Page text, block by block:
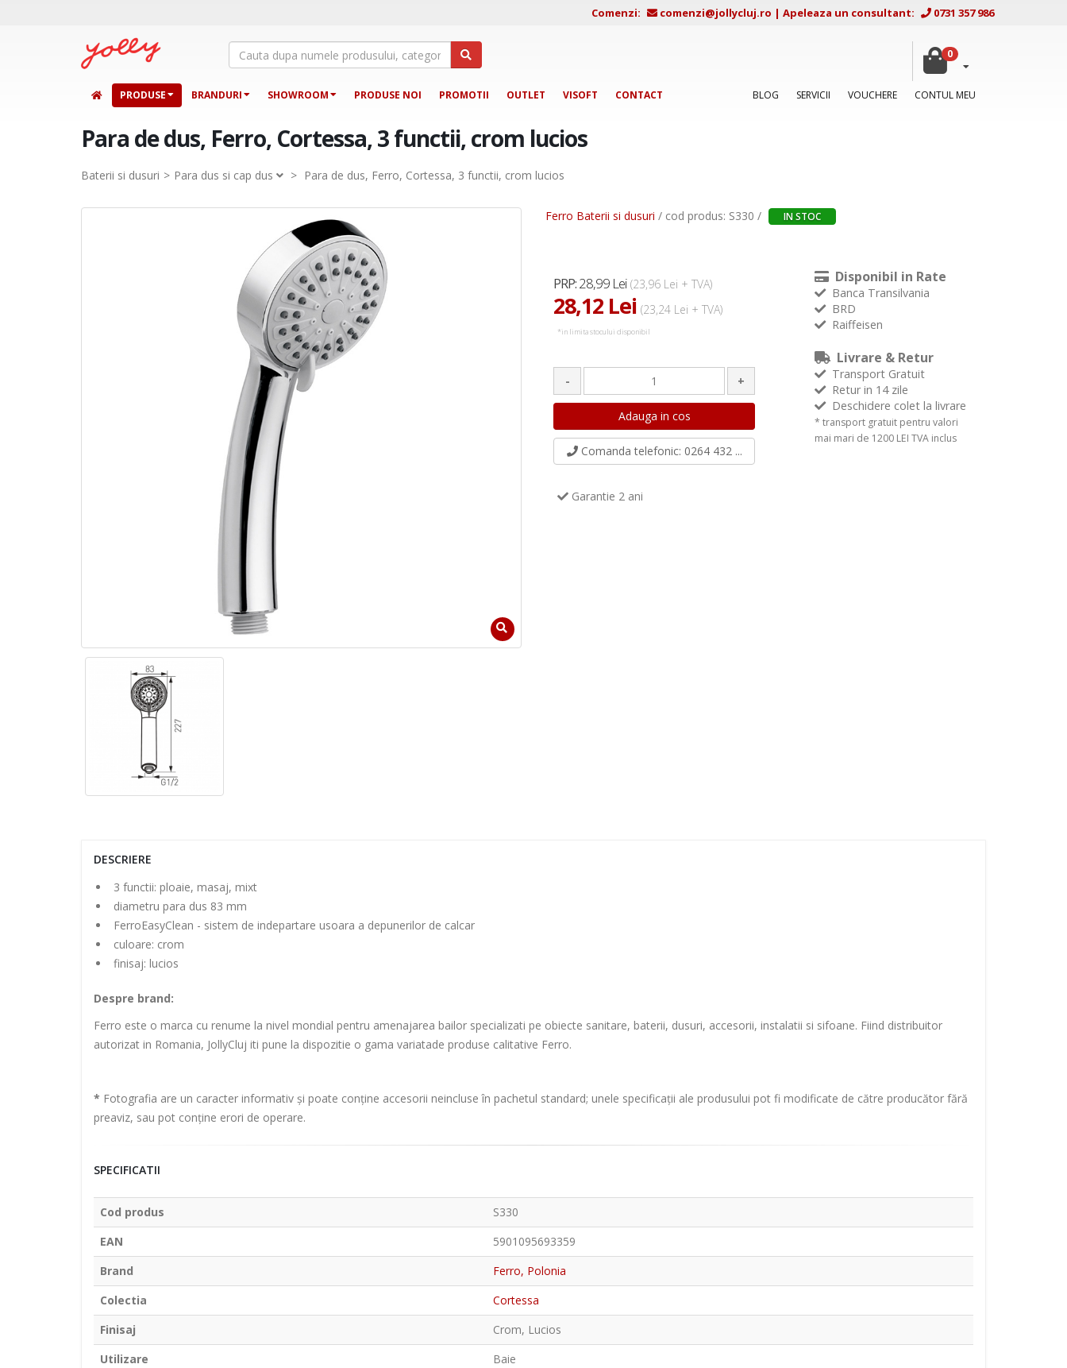
Comenzi: comenzi@jollycluj.ro | Apeleaza un consultant: 0731 357 986
0
PRODUSE BRANDURI SHOWROOM PRODUSE NOI PROMOTII OUTLET VISOFT CONTACT BLOG SERVICII VOUCHERE CONTUL MEU
Para de dus, Ferro, Cortessa, 3 functii, crom lucios
Baterii si dusuri Para dus si cap dus > Para de dus, Ferro, Cortessa, 3 functii, crom lucios
Ferro Baterii si dusuri / cod produs: S330 / IN STOC
PRP:28,99 Lei (23,96 Lei + TVA)
28,12 Lei (23,24 Lei + TVA)
*in limita stocului disponibil
- +
Comanda telefonic: 0264 432 ...
Garantie 2 ani
Disponibil in Rate
Banca Transilvania
BRD
Raiffeisen
Livrare & Retur
Transport Gratuit
Retur in 14 zile
Deschidere colet la livrare
* transport gratuit pentru valori
mai mari de 1200 LEI TVA inclus
DESCRIERE
3 functii: ploaie, masaj, mixt
diametru para dus 83 mm
FerroEasyClean - sistem de indepartare usoara a depunerilor de calcar
culoare: crom
finisaj: lucios
Despre brand:
Ferro este o marca cu renume la nivel mondial pentru amenajarea bailor specializati pe obiecte sanitare, baterii, dusuri, accesorii, instalatii si sifoane. Fiind distribuitor
autorizat in Romania, JollyCluj iti pune la dispozitie o gama variatade produse calitative Ferro.
* Fotografia are un caracter informativ și poate conține accesorii neincluse în pachetul standard; unele specificații ale produsului pot fi modificate de către producător fără
preaviz, sau pot conține erori de operare.
SPECIFICATII
Cod produs
S330
EAN
5901095693359
Brand
Ferro, Polonia
Colectia
Cortessa
Finisaj
Crom, Lucios
Utilizare
Baie